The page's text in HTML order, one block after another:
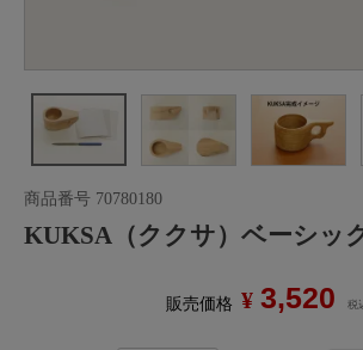
商品番号 70780180
KUKSA（ククサ）ベーシッ
販売価格 ¥ 3,520 税